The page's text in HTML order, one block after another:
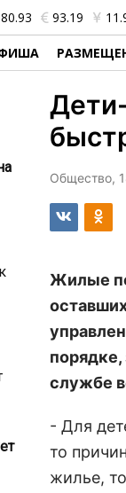
80.93 93.19
Общество,
Жилые
службе
- Для
то
жилье,